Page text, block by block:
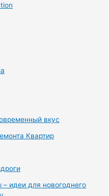
вкус
Квартир
идеи для новогоднего